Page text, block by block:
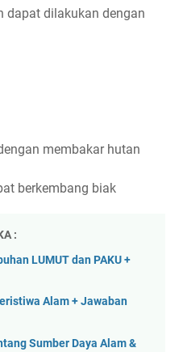
dapat dilakukan dengan
membakar hutan
berkembang biak
:
LUMUT dan PAKU +
Alam + Jawaban
Sumber Daya Alam &